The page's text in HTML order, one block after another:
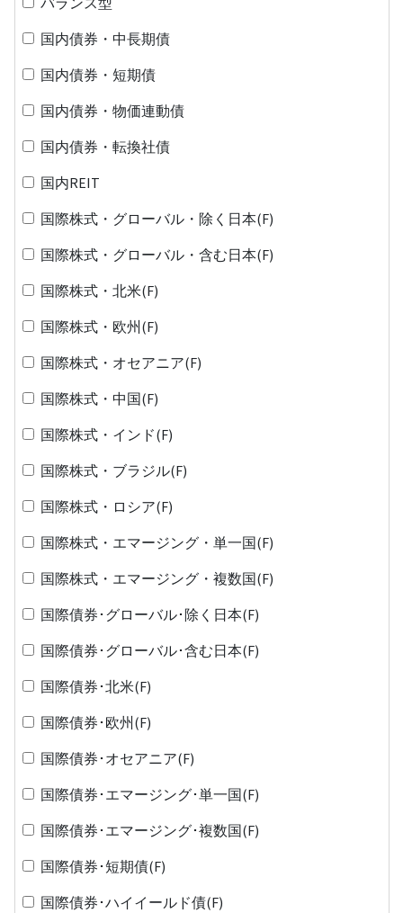
国内債券・中長期債
国内債券・短期債
国内債券・物価連動債
国内債券・転換社債
国内REIT
国際株式・グローバル・除く日本(F)
国際株式・グローバル・含む日本(F)
国際株式・北米(F)
国際株式・欧州(F)
国際株式・オセアニア(F)
国際株式・中国(F)
国際株式・インド(F)
国際株式・ブラジル(F)
国際株式・ロシア(F)
国際株式・エマージング・単一国(F)
国際株式・エマージング・複数国(F)
国際債券･グローバル･除く日本(F)
国際債券･グローバル･含む日本(F)
国際債券･北米(F)
国際債券･欧州(F)
国際債券･オセアニア(F)
国際債券･エマージング･単一国(F)
国際債券･エマージング･複数国(F)
国際債券･短期債(F)
国際債券･ハイイールド債(F)